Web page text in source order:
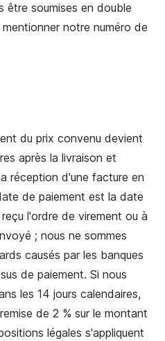
être soumises en double
notre numéro de
du prix convenu devient
après la livraison et
réception d'une facture en
de paiement est la date
l'ordre de virement ou à
; nous ne sommes
causés par les banques
de paiement. Si nous
les 14 jours calendaires,
de 2 % sur le montant
légales s'appliquent